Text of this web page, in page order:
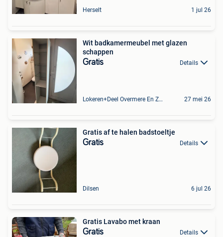
Herselt 1 jul 26
Wit badkamermeubel met glazen
schappen
Gratis Details
Lokeren+Deel Overmere En Zele 27 mei 26
Gratis af te halen badstoeltje
Gratis Details
Dilsen 6 jul 26
Gratis Lavabo met kraan
Gratis Details